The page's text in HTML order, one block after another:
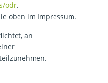
odr.
oben im Impressum.
an